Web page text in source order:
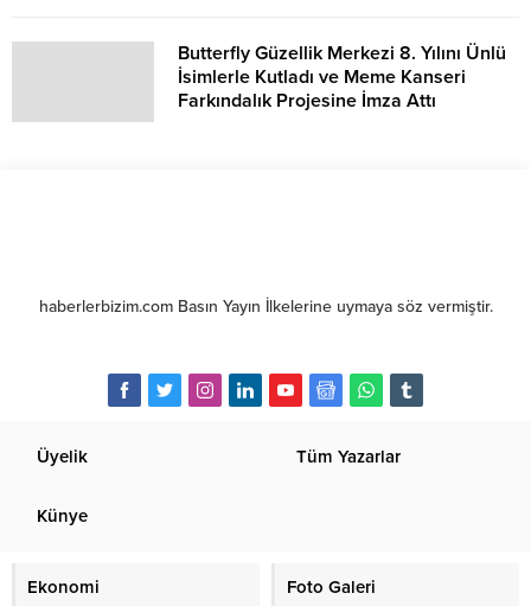
Butterfly Güzellik Merkezi 8. Yılını Ünlü
İsimlerle Kutladı ve Meme Kanseri
Farkındalık Projesine İmza Attı
haberlerbizim.com Basın Yayın İlkelerine uymaya söz vermiştir.
Üyelik Tüm Yazarlar
Künye
Ekonomi Foto Galeri